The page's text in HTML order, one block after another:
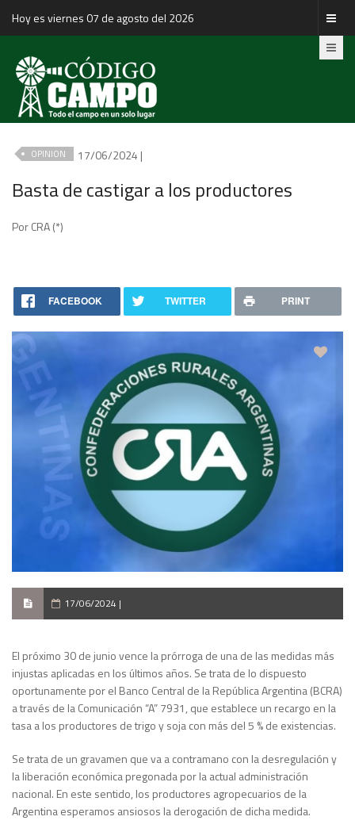
Hoy es viernes 07 de agosto del 2026
OPINION 17/06/2024 |
Basta de castigar a los productores
Por CRA (*)
FACEBOOK TWITTER PRINT
17/06/2024 |
El próximo 30 de junio vence la prórroga de una de las medidas más
injustas aplicadas en los últimos años. Se trata de lo dispuesto
oportunamente por el Banco Central de la República Argentina (BCRA)
a través de la Comunicación “A” 7931, que establece un recargo en la
tasa a los productores de trigo y soja con más del 5 % de existencias.
Se trata de un gravamen que va a contramano con la desregulación y
la liberación económica pregonada por la actual administración
nacional. En este sentido, los productores agropecuarios de la
Argentina esperamos ansiosos la derogación de dicha medida.